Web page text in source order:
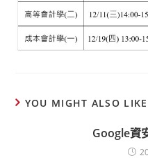
YOU MIGHT ALSO LIKE
Google資